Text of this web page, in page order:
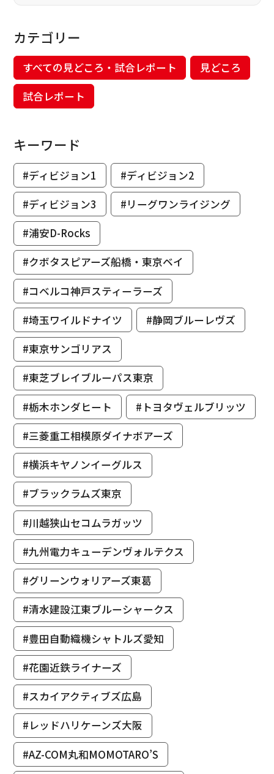
カテゴリー
すべての見どころ・試合レポート
見どころ
試合レポート
キーワード
#ディビジョン1
#ディビジョン2
#ディビジョン3
#リーグワンライジング
#浦安D-Rocks
#クボタスピアーズ船橋・東京ベイ
#コベルコ神戸スティーラーズ
#埼玉ワイルドナイツ
#静岡ブルーレヴズ
#東京サンゴリアス
#東芝ブレイブルーパス東京
#栃木ホンダヒート
#トヨタヴェルブリッツ
#三菱重工相模原ダイナボアーズ
#横浜キヤノンイーグルス
#ブラックラムズ東京
#川越狭山セコムラガッツ
#九州電力キューデンヴォルテクス
#グリーンウォリアーズ東葛
#清水建設江東ブルーシャークス
#豊田自動織機シャトルズ愛知
#花園近鉄ライナーズ
#スカイアクティブズ広島
#レッドハリケーンズ大阪
#AZ-COM丸和MOMOTARO’S